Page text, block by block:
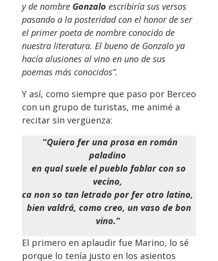
y de nombre Gonzalo escribiría sus versos
pasando a la posteridad con el honor de ser
el primer poeta de nombre conocido de
nuestra literatura. El bueno de Gonzalo ya
hacía alusiones al vino en uno de sus
poemas más conocidos”.
Y así, como siempre que paso por Berceo
con un grupo de turistas, me animé a
recitar sin vergüenza:
“Quiero fer una prosa en román
paladino
en qual suele el pueblo fablar con so
vecino,
ca non so tan letrado por fer otro latino,
bien valdrá, como creo, un vaso de bon
vino.”
El primero en aplaudir fue Marino, lo sé
porque lo tenía justo en los asientos